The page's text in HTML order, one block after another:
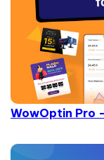
WowOptin Pro